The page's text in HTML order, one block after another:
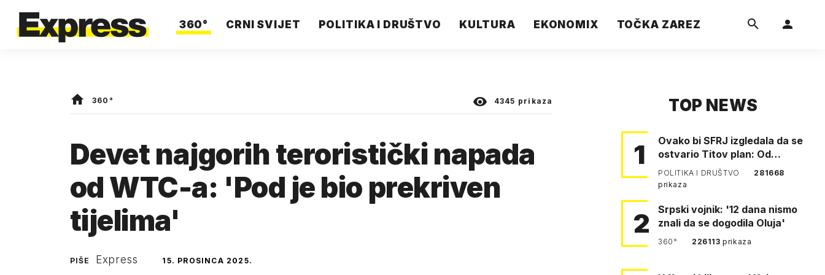
360° CRNI SVIJET POLITIKA I DRUŠTVO KULTURA EKONOMIX TOČKA ZAREZ
360° 4345 prikaza
Devet najgorih teroristički napada
od WTC-a: 'Pod je bio prekriven
tijelima'
PIŠE Express 15. PROSINCA 2025.
TOP NEWS
1
Ovako bi SFRJ izgledala da se
ostvario Titov plan: Od
Klagenfurta do Istanbula!
POLITIKA I DRUŠTVO
281668
prikaza
2
Srpski vojnik: '12 dana nismo
znali da se dogodila Oluja'
360° 226113prikaza